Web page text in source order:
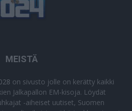
MEISTÄ
on sivusto jolle on kerätty kaikki
Jalkapallon EM-kisoja. Löydät
-aiheiset uutiset, Suomen